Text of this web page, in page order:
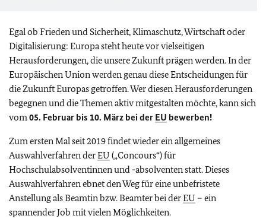
Egal ob Frieden und Sicherheit, Klimaschutz, Wirtschaft oder
Digitalisierung: Europa steht heute vor vielseitigen
Herausforderungen, die unsere Zukunft prägen werden. In der
Europäischen Union werden genau diese Entscheidungen für
die Zukunft Europas getroffen.Wer diesen Herausforderungen
begegnen und die Themen aktiv mitgestalten möchte, kann sich
vom 05. Februar bis 10. März bei der EU bewerben!
Zum ersten Mal seit 2019 findet wieder ein allgemeines
Auswahlverfahren derEU („Concours“) für
Hochschulabsolventinnen und -absolventen statt. Dieses
Auswahlverfahren ebnet den Weg für eine unbefristete
Anstellung als Beamtin bzw. Beamter bei derEU – ein
spannender Job mit vielen Möglichkeiten.